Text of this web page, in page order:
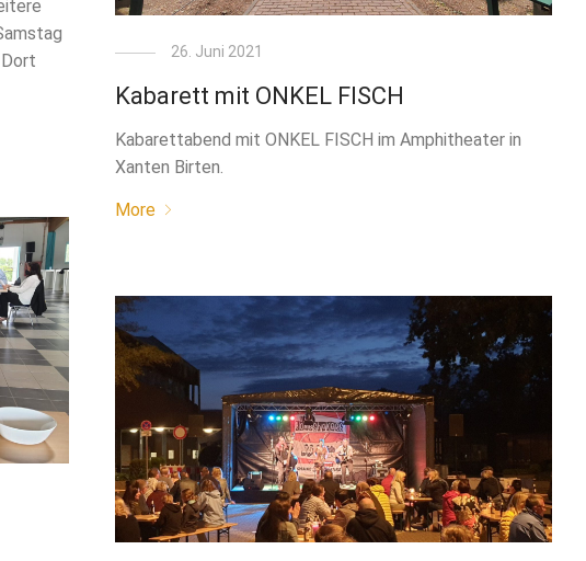
26. Juni 2021
Kabarett mit ONKEL FISCH
Kabarettabend mit ONKEL FISCH im Amphitheater in
Xanten Birten.
More